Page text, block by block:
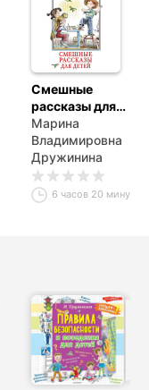
Смешные
рассказы для
детей
Марина
Владимировна
Дружинина
6 часов 20 минут